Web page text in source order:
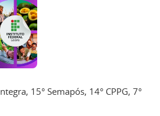
15° Semapós, 14° CPPG, 7°